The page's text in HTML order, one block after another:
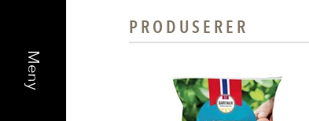
PRODUSERER